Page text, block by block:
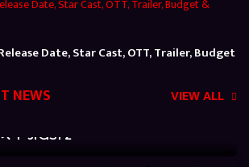
Date, Star Cast, OTT, Trailer, Budget
NEWS VIEW ALL
‘अखंडा 2’